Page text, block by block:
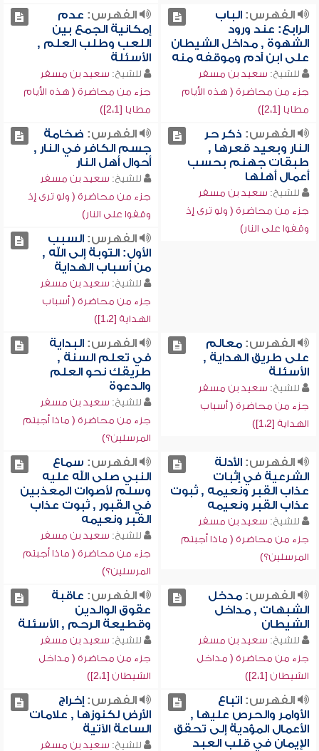
الفهرس:الباب
الرابع: عند ورود
الشهوة , مداخل الشيطان
على ابن آدم وموقفه منه
للشيخ: سعيد بن مسفر
جزء من محاضرة ( هذه الأيام
مطايا [2،1])
الفهرس: عدم
إمكانية الجمع بين
اللعب وطلب العلم ,
الأسئلة
للشيخ: سعيد بن مسفر
جزء من محاضرة ( هذه الأيام
مطايا [2،1])
الفهرس: ذكر حر
النار وبعيد قعرها ,
طبقات جهنم بحسب
أعمال أهلها
للشيخ: سعيد بن مسفر
جزء من محاضرة ( ولو ترى إذ
وقفوا على النار)
الفهرس: ضخامة
جسم الكافر في النار ,
أحوال أهل النار
للشيخ: سعيد بن مسفر
جزء من محاضرة ( ولو ترى إذ
وقفوا على النار)
الفهرس:السبب
الأول: التوبة إلى الله ,
من أسباب الهداية
للشيخ: سعيد بن مسفر
جزء من محاضرة ( أسباب
الهداية [1،2])
الفهرس:معالم
على طريق الهداية ,
الأسئلة
للشيخ: سعيد بن مسفر
جزء من محاضرة ( أسباب
الهداية [1،2])
الفهرس:البداية
في تعلم السنة ,
طريقك نحو العلم
والدعوة
للشيخ: سعيد بن مسفر
جزء من محاضرة ( ماذا أجبتم
المرسلين؟)
الفهرس:الأدلة
الشرعية في إثبات
عذاب القبر ونعيمه , ثبوت
عذاب القبر ونعيمه
للشيخ: سعيد بن مسفر
جزء من محاضرة ( ماذا أجبتم
المرسلين؟)
الفهرس: سماع
النبي صلى الله عليه
وسلم لأصوات المعذبين
في القبور , ثبوت عذاب
القبر ونعيمه
للشيخ: سعيد بن مسفر
جزء من محاضرة ( ماذا أجبتم
المرسلين؟)
الفهرس:مدخل
الشبهات , مداخل
الشيطان
للشيخ: سعيد بن مسفر
جزء من محاضرة ( مداخل
الشيطان [2،1])
الفهرس: عاقبة
عقوق الوالدين
وقطيعة الرحم , الأسئلة
للشيخ: سعيد بن مسفر
جزء من محاضرة ( مداخل
الشيطان [2،1])
الفهرس:اتباع
الأوامر والحرص عليها ,
الأعمال المؤدية إلى تحقق
الإيمان في قلب العبد
الفهرس:إخراج
الأرض لكنوزها , علامات
الساعة الآتية
للشيخ: سعيد بن مسفر